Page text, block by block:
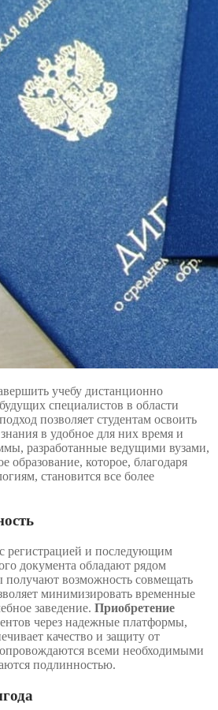
учебу дистанционно
специалистов в области
позволяет студентам освоить
в удобное для них время и
разработанные ведущими вузами,
образование, которое, благодаря
становится все более
регистрацией и последующим
документа обладают рядом
возможность совмещать
минимизировать временные
заведение. Приобретение
через надежные платформы,
качество и защиту от
всеми необходимыми
подлинностью.